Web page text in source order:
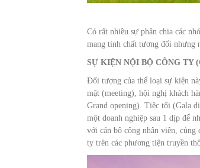
Có rất nhiều sự phân chia các
mang tính chất tương đối nhưng
SỰ KIỆN NỘI BỘ CÔNG TY
Đối tượng của thể loại sự kiện
mặt (meeting), hội nghị khách
Grand opening). Tiệc tối (Gala
một doanh nghiệp sau 1 dịp để
với cán bộ công nhân viên,
ty trên các phương tiện truyền